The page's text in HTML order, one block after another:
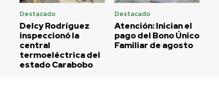
Destacado
Delcy Rodríguez
inspeccionó la
central
termoeléctrica del
estado Carabobo
Destacado
Atención: Inician el
pago del Bono Único
Familiar de agosto